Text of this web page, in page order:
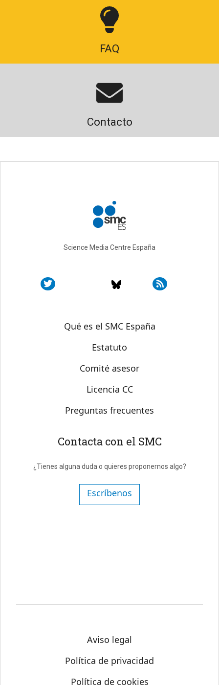
FAQ
Contacto
Science Media Centre España
Sobre SMC España
Qué es el SMC España
Estatuto
Comité asesor
Licencia CC
Preguntas frecuentes
Contacta con el SMC
¿Tienes alguna duda o quieres proponernos algo?
Escríbenos
Aviso legal
Política de privacidad
Política de cookies